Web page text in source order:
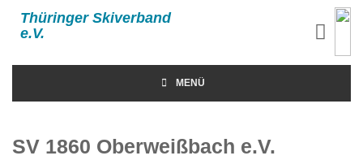
Thüringer Skiverband
e.V.
MENÜ
SV 1860 Oberweißbach e.V.